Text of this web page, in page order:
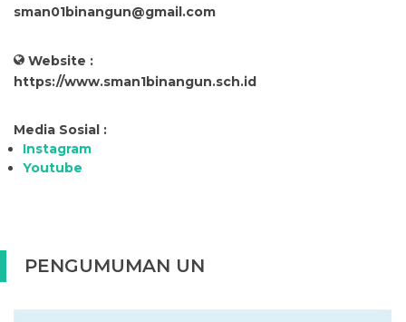
sman01binangun@gmail.com
Website :
https://www.sman1binangun.sch.id
Media Sosial :
Instagram
Youtube
PENGUMUMAN UN